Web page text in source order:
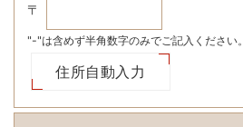
〒
"-"は含めず半角数字のみでご記入ください。